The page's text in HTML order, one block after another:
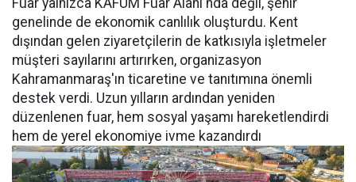
Fuar yalnızca KAFUM Fuar Alanı'nda değil, şehir
genelinde de ekonomik canlılık oluşturdu. Kent
dışından gelen ziyaretçilerin de katkısıyla işletmeler
müşteri sayılarını artırırken, organizasyon
Kahramanmaraş'ın ticaretine ve tanıtımına önemli
destek verdi. Uzun yılların ardından yeniden
düzenlenen fuar, hem sosyal yaşamı hareketlendirdi
hem de yerel ekonomiye ivme kazandırdı